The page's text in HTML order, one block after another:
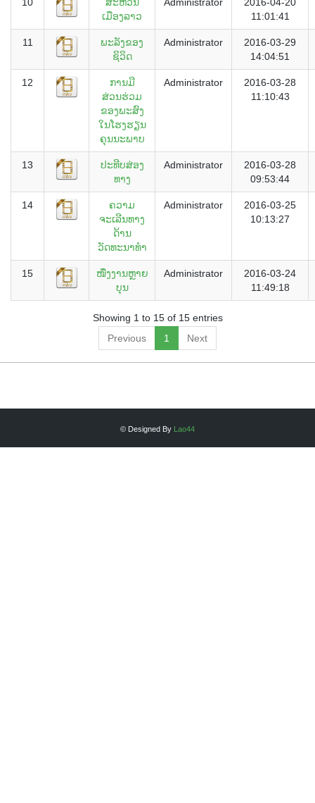
ເມືອງລາວ
11:01:41
11
ພະລັງຂອງ
ຊິວິດ
Administrator
2016-03-29
14:04:51
12
ການມີ
ສ່ວນຮ່ວມ
ຂອງພະສົງ
ໃນໂຮງຮຽນ
ຄຸນນະພາບ
Administrator
2016-03-28
11:10:43
13
ປະທີບສ່ອງ
ທາງ
Administrator
2016-03-28
09:53:44
14
ຄວາມ
ຈະເລີນທາງ
ດ້ານ
ວັດທະນາທຳ
Administrator
2016-03-25
10:13:27
15
ໜື່ງງານຫຼາຍ
ບຸນ
Administrator
2016-03-24
11:49:18
Showing 1 to 15 of 15 entries
Previous
1 Next
© Designed By Lao44